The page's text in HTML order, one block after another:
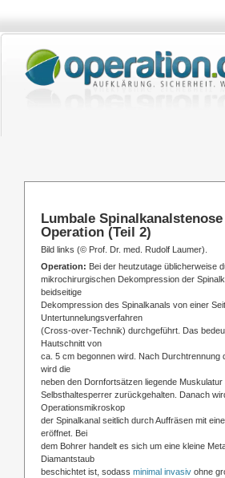
springen
Lumbale
Operation (Teil 2)
Bild links (© Prof. Dr. med. Rudolf Laumer).
Operation: Bei der heutzutage üblicherweise
mikrochirurgischen Dekompression der
beidseitige
Dekompression des Spinalkanals von einer
Untertunnelungsverfahren
(Cross-over-Technik) durchgeführt. Das
Hautschnitt von
ca. 5 cm begonnen wird. Nach Durchtrennung
wird die
neben den Dornfortsätzen liegende
Selbsthaltesperrer zurückgehalten. Danach
Operationsmikroskop
der Spinalkanal seitlich durch Auffräsen mit
eröffnet. Bei
dem Bohrer handelt es sich um eine kleine
Diamantstaub
beschichtet ist, sodass minimal invasiv ohne